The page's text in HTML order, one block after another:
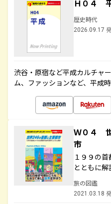
Ｈ０４
歴史時代
2026.09.17
渋谷・原宿など平成カルチャ
ム、ファッションなど、平成
Ｗ０４
市
１９９の
とともに解
旅の図鑑
2021.03.18